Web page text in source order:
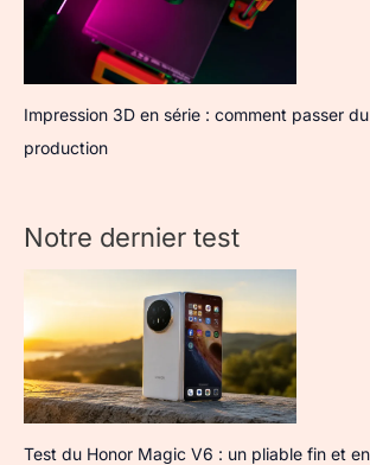
Impression 3D en série : comment passer
production
Notre dernier test
Test du Honor Magic V6 : un pliable fin et